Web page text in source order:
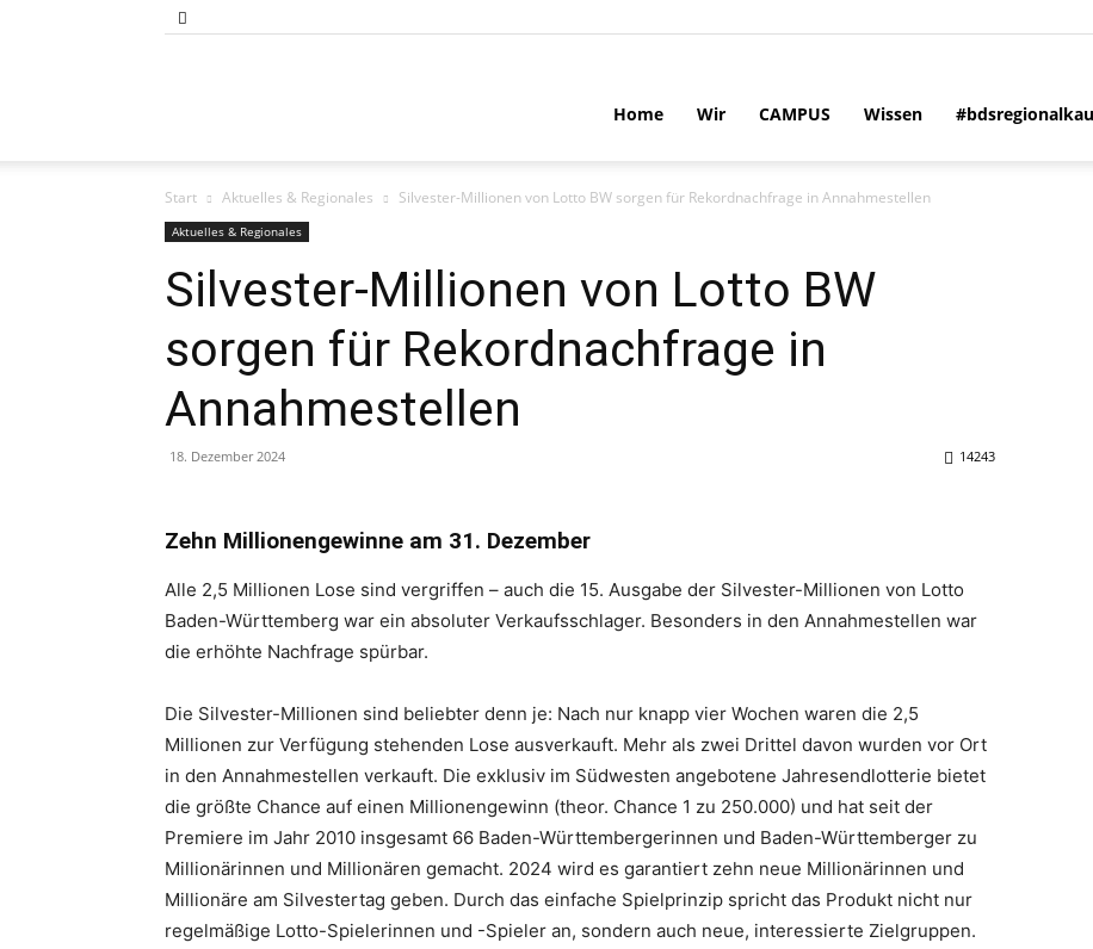
der
Selbständigen
Württemberg
e.V.
Home Wir CAMPUS Wissen
Start Aktuelles & Regionales Silvester-Millionen von Lotto BW sorgen für Rekordnachfrage in Annahmestellen
Aktuelles & Regionales
Silvester-Millionen von Lotto BW
sorgen für Rekordnachfrage in
Annahmestellen
18. Dezember 2024 14243
Zehn Millionengewinne am 31. Dezember
Alle 2,5 Millionen Lose sind vergriffen – auch die 15. Ausgabe der Silvester-Millionen von Lotto
Baden-Württemberg war ein absoluter Verkaufsschlager. Besonders in den Annahmestellen war
die erhöhte Nachfrage spürbar.
Die Silvester-Millionen sind beliebter denn je: Nach nur knapp vier Wochen waren die 2,5
Millionen zur Verfügung stehenden Lose ausverkauft. Mehr als zwei Drittel davon wurden vor Ort
in den Annahmestellen verkauft. Die exklusiv im Südwesten angebotene Jahresendlotterie bietet
die größte Chance auf einen Millionengewinn (theor. Chance 1 zu 250.000) und hat seit der
Premiere im Jahr 2010 insgesamt 66 Baden-Württembergerinnen und Baden-Württemberger zu
Millionärinnen und Millionären gemacht. 2024 wird es garantiert zehn neue Millionärinnen und
Millionäre am Silvestertag geben. Durch das einfache Spielprinzip spricht das Produkt nicht nur
regelmäßige Lotto-Spielerinnen und -Spieler an, sondern auch neue, interessierte Zielgruppen.